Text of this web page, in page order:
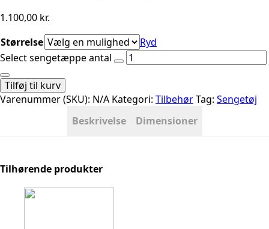
1.100,00 kr.
Størrelse
Ryd
Select sengetæppe antal
Tilføj til kurv
Varenummer (SKU): N/A Kategori: TilbehørTag: Sengetøj
Beskrivelse
Dimensioner
Tilhørende produkter